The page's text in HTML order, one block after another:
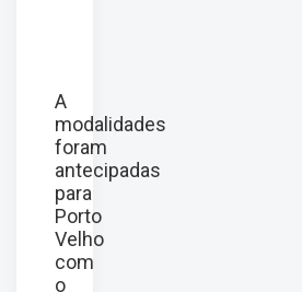
A
modalidades
foram
antecipadas
para
Porto
Velho
com
o